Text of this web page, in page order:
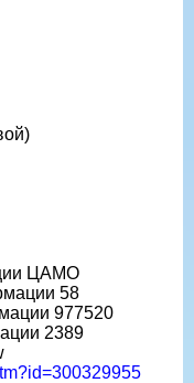
ЦАМО
58
977520
2389